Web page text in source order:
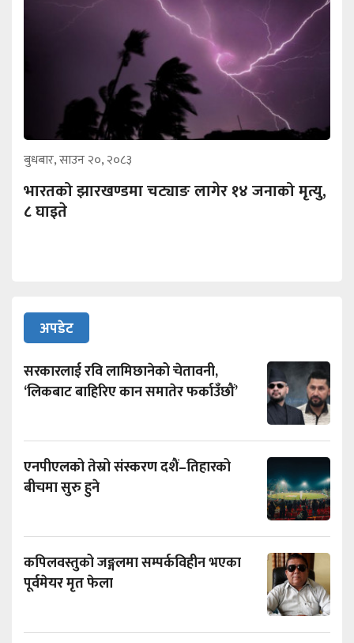
बुधबार, साउन २०, २०८३
भारतको झारखण्डमा चट्याङ लागेर १४ जनाको मृत्यु,
८ घाइते
अपडेट
सरकारलाई रवि लामिछानेको चेतावनी,
‘लिकबाट बाहिरिए कान समातेर फर्काउँछौं’
एनपीएलको तेस्रो संस्करण दशैं–तिहारको
बीचमा सुरु हुने
कपिलवस्तुको जङ्गलमा सम्पर्कविहीन भएका
पूर्वमेयर मृत फेला